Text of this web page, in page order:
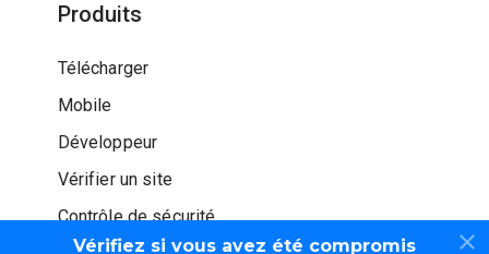
Vérifiez si vous avez été compromis
Produits
Télécharger
Mobile
Développeur
Vérifier un site
Contrôle de sécurité